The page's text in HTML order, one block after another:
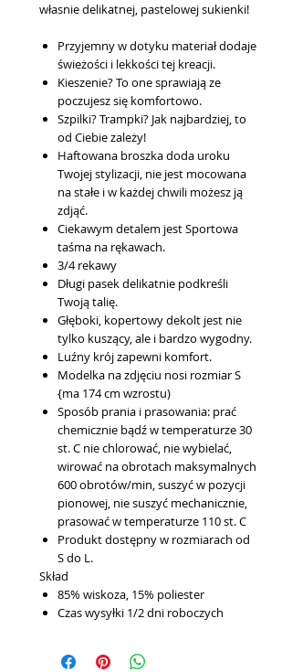
własnie delikatnej, pastelowej sukienki!
Przyjemny w dotyku materiał dodaje
świeżości i lekkości tej kreacji.
Kieszenie? To one sprawiają ze
poczujesz się komfortowo.
Szpilki? Trampki? Jak najbardziej, to
od Ciebie zależy!
Haftowana broszka doda uroku
Twojej stylizacji, nie jest mocowana
na stałe i w każdej chwili możesz ją
zdjąć.
Ciekawym detalem jest Sportowa
taśma na rękawach.
3/4 rekawy
Długi pasek delikatnie podkreśli
Twoją talię.
Głęboki, kopertowy dekolt jest nie
tylko kuszący, ale i bardzo wygodny.
Luźny krój zapewni komfort.
Modelka na zdjęciu nosi rozmiar S
{ma 174 cm wzrostu)
Sposób prania i prasowania: prać
chemicznie bądź w temperaturze 30
st. C nie chlorować, nie wybielać,
wirować na obrotach maksymalnych
600 obrotów/min, suszyć w pozycji
pionowej, nie suszyć mechanicznie,
prasować w temperaturze 110 st. C
Produkt dostępny w rozmiarach od
S do L.
Skład
85% wiskoza, 15% poliester
Czas wysyłki 1/2 dni roboczych